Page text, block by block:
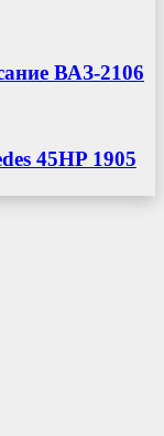
ВАЗ-2106
45HP 1905